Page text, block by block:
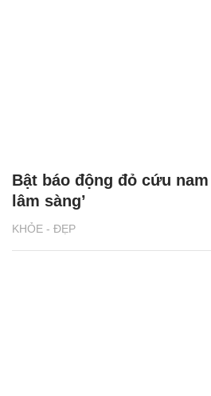
KHỎE - ĐẸP
Bật báo động đỏ cứu
lâm sàng’